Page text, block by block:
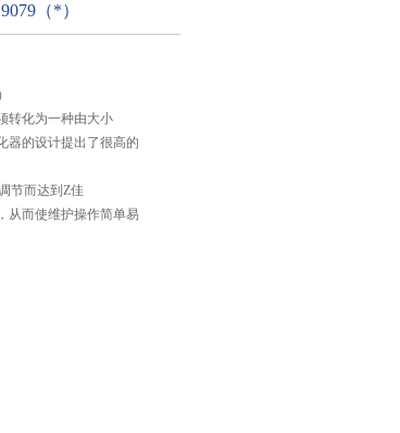
（*）
转化为一种由大小
器的设计提出了很高的
节而达到Z佳
从而使维护操作简单易